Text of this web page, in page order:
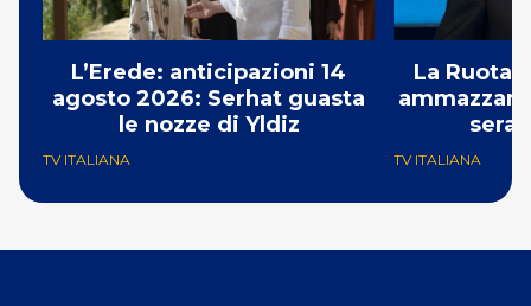
L’Erede: anticipazioni 14
agosto 2026: Serhat guasta
le nozze di Yldiz
TV ITALIANA
La Ruota
TV ITALIANA